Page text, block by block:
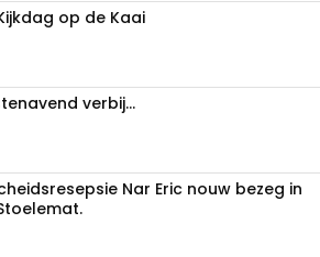
op de Kaai
verbij...
Nar Eric nouw bezeg in